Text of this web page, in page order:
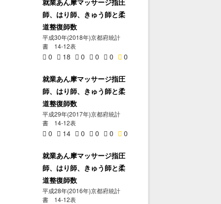
師、はり師、きゅう師と柔
道整復師数
平成30年(2018年)京都府統計
書 14-12表
0 18 0 0 0 0
就業あん摩マッサージ指圧
師、はり師、きゅう師と柔
道整復師数
平成29年(2017年)京都府統計
書 14-12表
0 14 0 0 0 0
就業あん摩マッサージ指圧
師、はり師、きゅう師と柔
道整復師数
平成28年(2016年)京都府統計
書 14-12表